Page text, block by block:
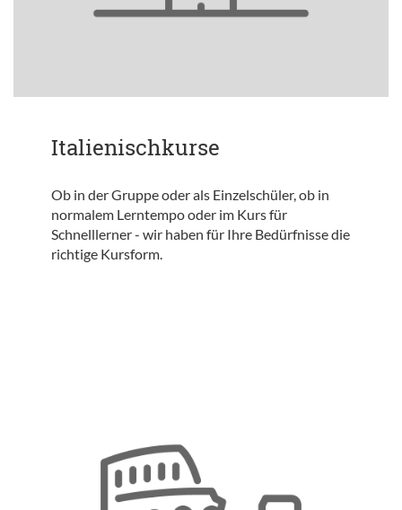
Italienischkurse
Ob in der Gruppe oder als Einzelschüler, ob in
normalem Lerntempo oder im Kurs für
Schnelllerner - wir haben für Ihre Bedürfnisse die
richtige Kursform.